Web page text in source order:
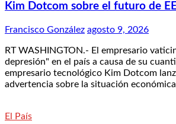
Kim Dotcom sobre el futuro de
Francisco González agosto 9, 2026
RT WASHINGTON.- El empresario
depresión" en el país a causa de su
empresario tecnológico Kim Dotcom
advertencia sobre la situación
El País